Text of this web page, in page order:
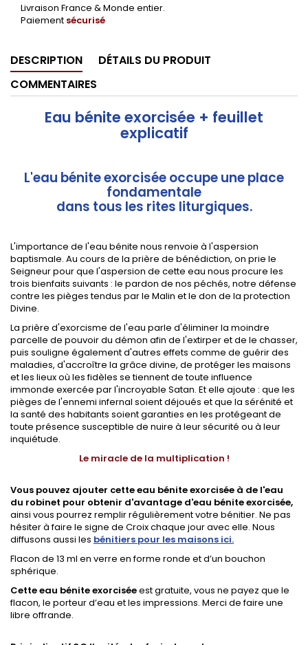
Livraison France & Monde entier.
Paiement sécurisé
DESCRIPTION
DÉTAILS DU PRODUIT
COMMENTAIRES
Eau bénite exorcisée + feuillet
explicatif
L'eau bénite exorcisée occupe une place
fondamentale
dans tous les rites liturgiques.
L'importance de l'eau bénite nous renvoie à l'aspersion
baptismale. Au cours de la prière de bénédiction, on prie le
Seigneur pour que l'aspersion de cette eau nous procure les
trois bienfaits suivants : le pardon de nos péchés, notre défense
contre les pièges tendus par le Malin et le don de la protection
Divine.
La prière d'exorcisme de l'eau parle d'éliminer la moindre
parcelle de pouvoir du démon afin de l'extirper et de le chasser,
puis souligne également d'autres effets comme de guérir des
maladies, d'accroître la grâce divine, de protéger les maisons
et les lieux où les fidèles se tiennent de toute influence
immonde exercée par l'incroyable Satan. Et elle ajoute : que les
pièges de l'ennemi infernal soient déjoués et que la sérénité et
la santé des habitants soient garanties en les protégeant de
toute présence susceptible de nuire à leur sécurité ou à leur
inquiétude.
Le miracle de la multiplication !
Vous pouvez ajouter cette eau bénite exorcisée à de l'eau
du robinet pour obtenir d'avantage d'eau bénite exorcisée,
ainsi vous pourrez remplir régulièrement votre bénitier. Ne pas
hésiter à faire le signe de Croix chaque jour avec elle. Nous
diffusons aussi les bénitiers pour les maisons ici.
Flacon de 13 ml en verre en forme ronde et d’un bouchon
sphérique.
Cette eau bénite exorciséeest gratuite, vous ne payez que le
flacon, le porteur d’eau et les impressions. Merci de faire une
libre offrande.